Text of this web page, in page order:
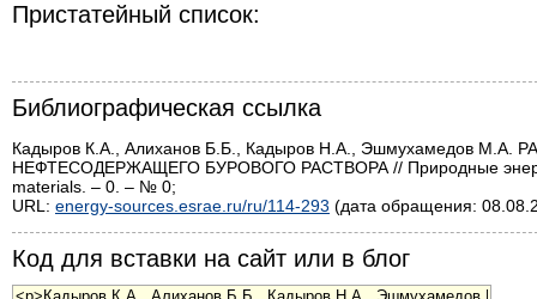
Пристатейный список:
Библиографическая ссылка
Кадыров К.А., Алиханов Б.Б., Кадыров Н.А., Эшмухамедов
НЕФТЕСОДЕРЖАЩЕГО БУРОВОГО РАСТВОРА // Природные
materials. – 0. – № 0;
URL: energy-sources.esrae.ru/ru/114-293 (дата обращения:
Код для вставки на сайт или в блог